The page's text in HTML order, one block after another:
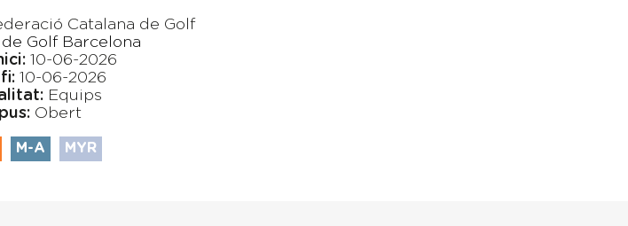
Catalana de Golf
Golf Barcelona
10-06-2026
10-06-2026
Equips
Obert
M-A MYR